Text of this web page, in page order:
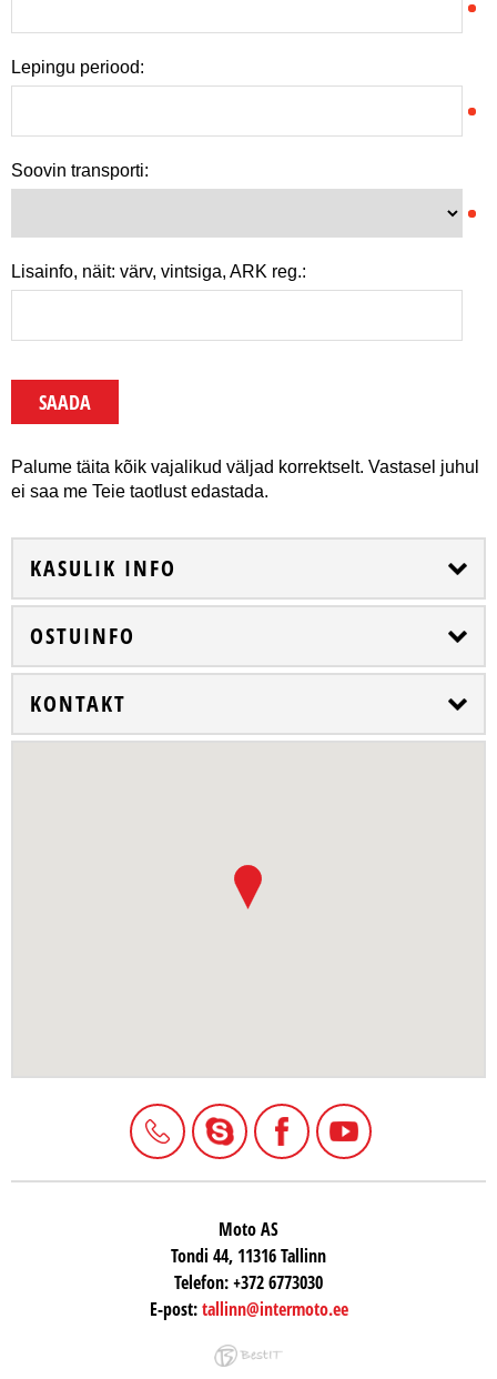
Lepingu periood:
Soovin transporti:
Lisainfo, näit: värv, vintsiga, ARK reg.:
Palume täita kõik vajalikud väljad korrektselt. Vastasel juhul
ei saa me Teie taotlust edastada.
KASULIK INFO
OSTUINFO
KONTAKT
Moto AS
Tondi 44, 11316 Tallinn
Telefon:+372 6773030
E-post:tallinn@intermoto.ee